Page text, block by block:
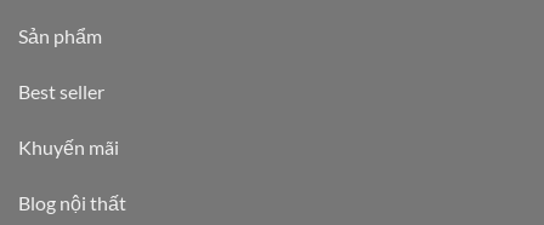
Sản phẩm
Best seller
Khuyến mãi
Blog nội thất